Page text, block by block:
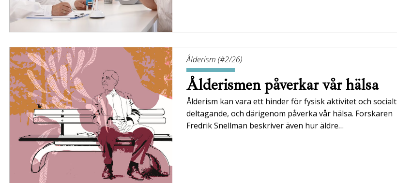
Ålderism (#2/26)
Ålderismen påverkar vår hälsa
Ålderism kan vara ett hinder för fysisk aktivitet och socialt
deltagande, och därigenom påverka vår hälsa. Forskaren
Fredrik Snellman beskriver även hur äldre…